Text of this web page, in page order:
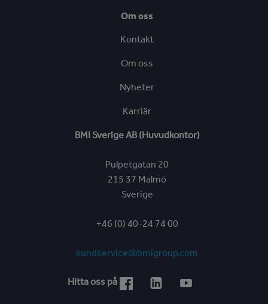
Om oss
Kontakt
Om oss
Nyheter
Karriär
BMI Sverige AB (Huvudkontor)
Pulpetgatan 20
215 37 Malmö
Sverige
+46 (0) 40-24 74 00
kundservice@bmigroup.com
Hitta oss på